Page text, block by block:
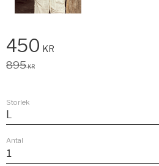
Nedsatt pris:
450 KR
Ordinarie pris:
895KR
Storlek
Antal